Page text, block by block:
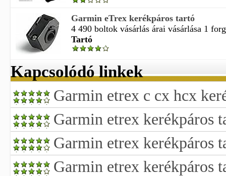
Garmin eTrex kerékpáros tartó
4 490 boltok vásárlás árai vásárlása 1
Tartó
Kapcsolódó linkek
Garmin etrex c cx hcx
Garmin etrex kerékpáros
Garmin etrex kerékpáros
Garmin etrex kerékpáros